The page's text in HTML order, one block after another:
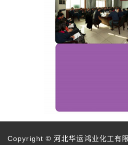
Copyright © 河北华运鸿业化工有限